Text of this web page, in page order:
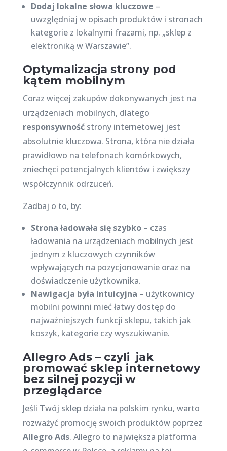
Dodaj lokalne słowa kluczowe –
uwzględniaj w opisach produktów i stronach
kategorie z lokalnymi frazami, np. „sklep z
elektroniką w Warszawie”.
Optymalizacja strony pod
kątem mobilnym
Coraz więcej zakupów dokonywanych jest na
urządzeniach mobilnych, dlatego
responsywnośćstrony internetowej jest
absolutnie kluczowa. Strona, która nie działa
prawidłowo na telefonach komórkowych,
zniechęci potencjalnych klientów i zwiększy
współczynnik odrzuceń.
Zadbaj o to, by:
Strona ładowała się szybko– czas
ładowania na urządzeniach mobilnych jest
jednym z kluczowych czynników
wpływających na pozycjonowanie oraz na
doświadczenie użytkownika.
Nawigacja była intuicyjna – użytkownicy
mobilni powinni mieć łatwy dostęp do
najważniejszych funkcji sklepu, takich jak
koszyk, kategorie czy wyszukiwanie.
Allegro Ads – czyli jak
promować sklep internetowy
bez silnej pozycji w
przeglądarce
Jeśli Twój sklep działa na polskim rynku, warto
rozważyć promocję swoich produktów poprzez
Allegro Ads. Allegro to największa platforma